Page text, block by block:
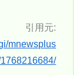
引用元:
mnewsplus